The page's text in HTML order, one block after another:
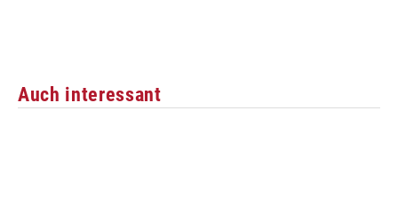
Auch interessant